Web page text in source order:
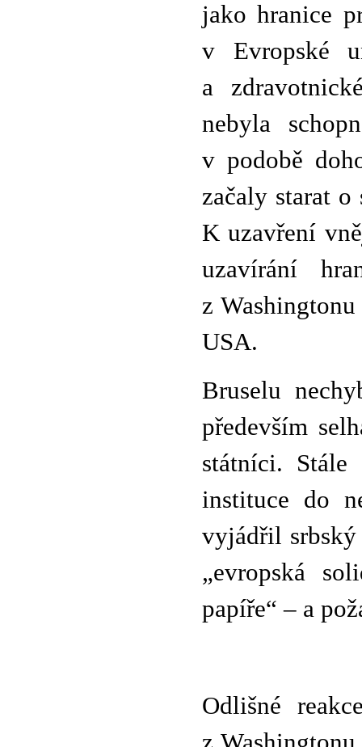
jako hranice
v Evropské
a
nebyla
v podobě
začaly starat
K uzavření
uzavírání
z
USA.
Bruselu
především
státníci.
instituce do
vyjádřil srbský
„evropská
papíře“ – a
Odlišné